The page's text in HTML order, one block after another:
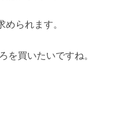
られます。
を買いたいですね。